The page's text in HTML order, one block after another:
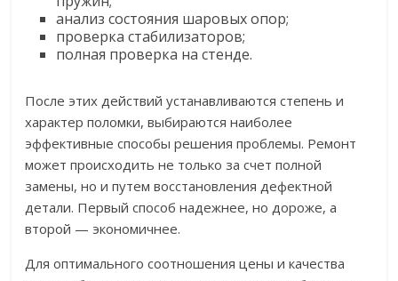
анализ состояния шаровых опор;
проверка стабилизаторов;
полная проверка на стенде.
После этих действий устанавливаются степень и
характер поломки, выбираются наиболее
эффективные способы решения проблемы. Ремонт
может происходить не только за счет полной
замены, но и путем восстановления дефектной
детали. Первый способ надежнее, но дороже, а
второй — экономичнее.
Для оптимального соотношения цены и качества